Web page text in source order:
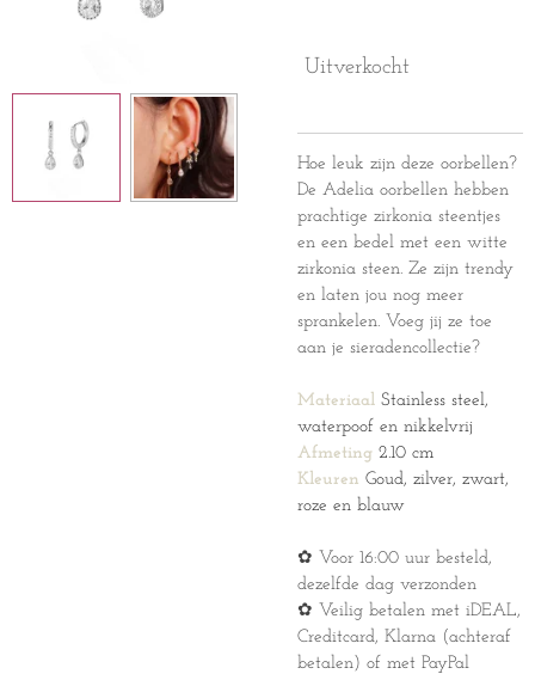
Uitverkocht
Hoe leuk zijn deze oorbellen?
De Adelia oorbellen hebben
prachtige zirkonia steentjes
en een bedel met een witte
zirkonia steen. Ze zijn trendy
en laten jou nog meer
sprankelen. Voeg jij ze toe
aan je sieradencollectie?
Materiaal Stainless steel,
waterpoof en nikkelvrij
Afmeting 2.10 cm
Kleuren Goud, zilver, zwart,
roze en blauw
✿ Voor 16:00 uur besteld,
dezelfde dag verzonden
✿ Veilig betalen met iDEAL,
Creditcard, Klarna (achteraf
betalen) of met PayPal